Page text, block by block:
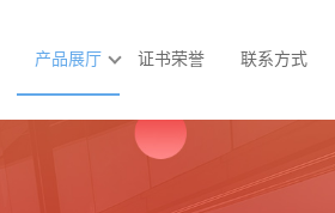
产品展厅 证书荣誉 联系方式